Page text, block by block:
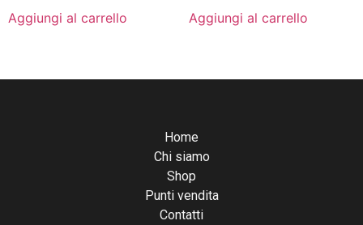
Aggiungi al carrello Aggiungi al carrello
Home
Chi siamo
Shop
Punti vendita
Contatti